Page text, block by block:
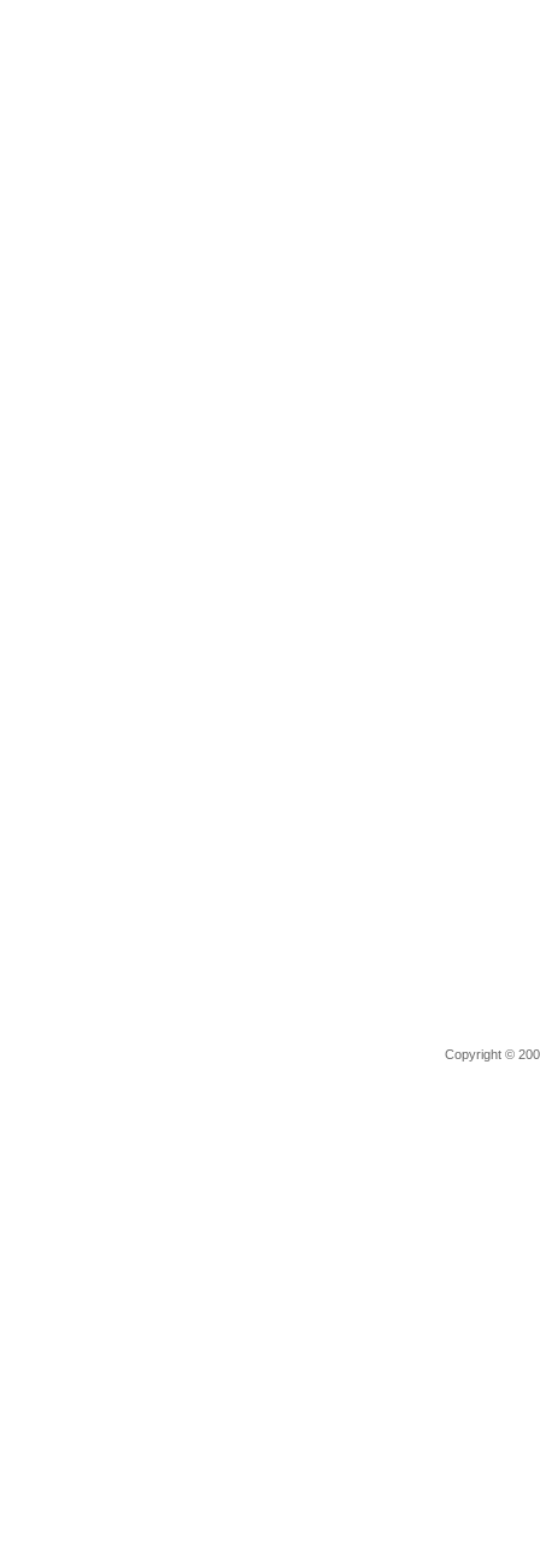
Copyright ©